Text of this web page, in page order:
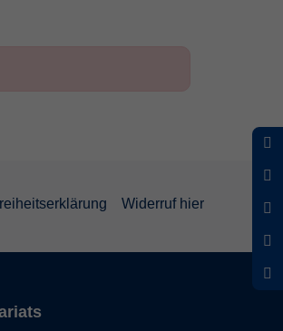
Widerruf hier